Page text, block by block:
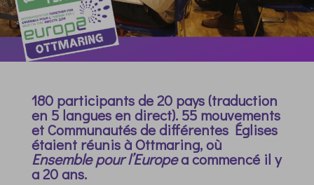
180 participants de 20 pays (traduction
en 5 langues en direct). 55 mouvements
et Communautés de différentes Églises
étaient réunis à Ottmaring, où
Ensemble pour l’Europea commencé il y
a 20 ans.